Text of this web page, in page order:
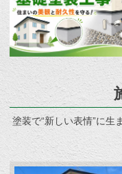
塗装で“新しい表情”に生